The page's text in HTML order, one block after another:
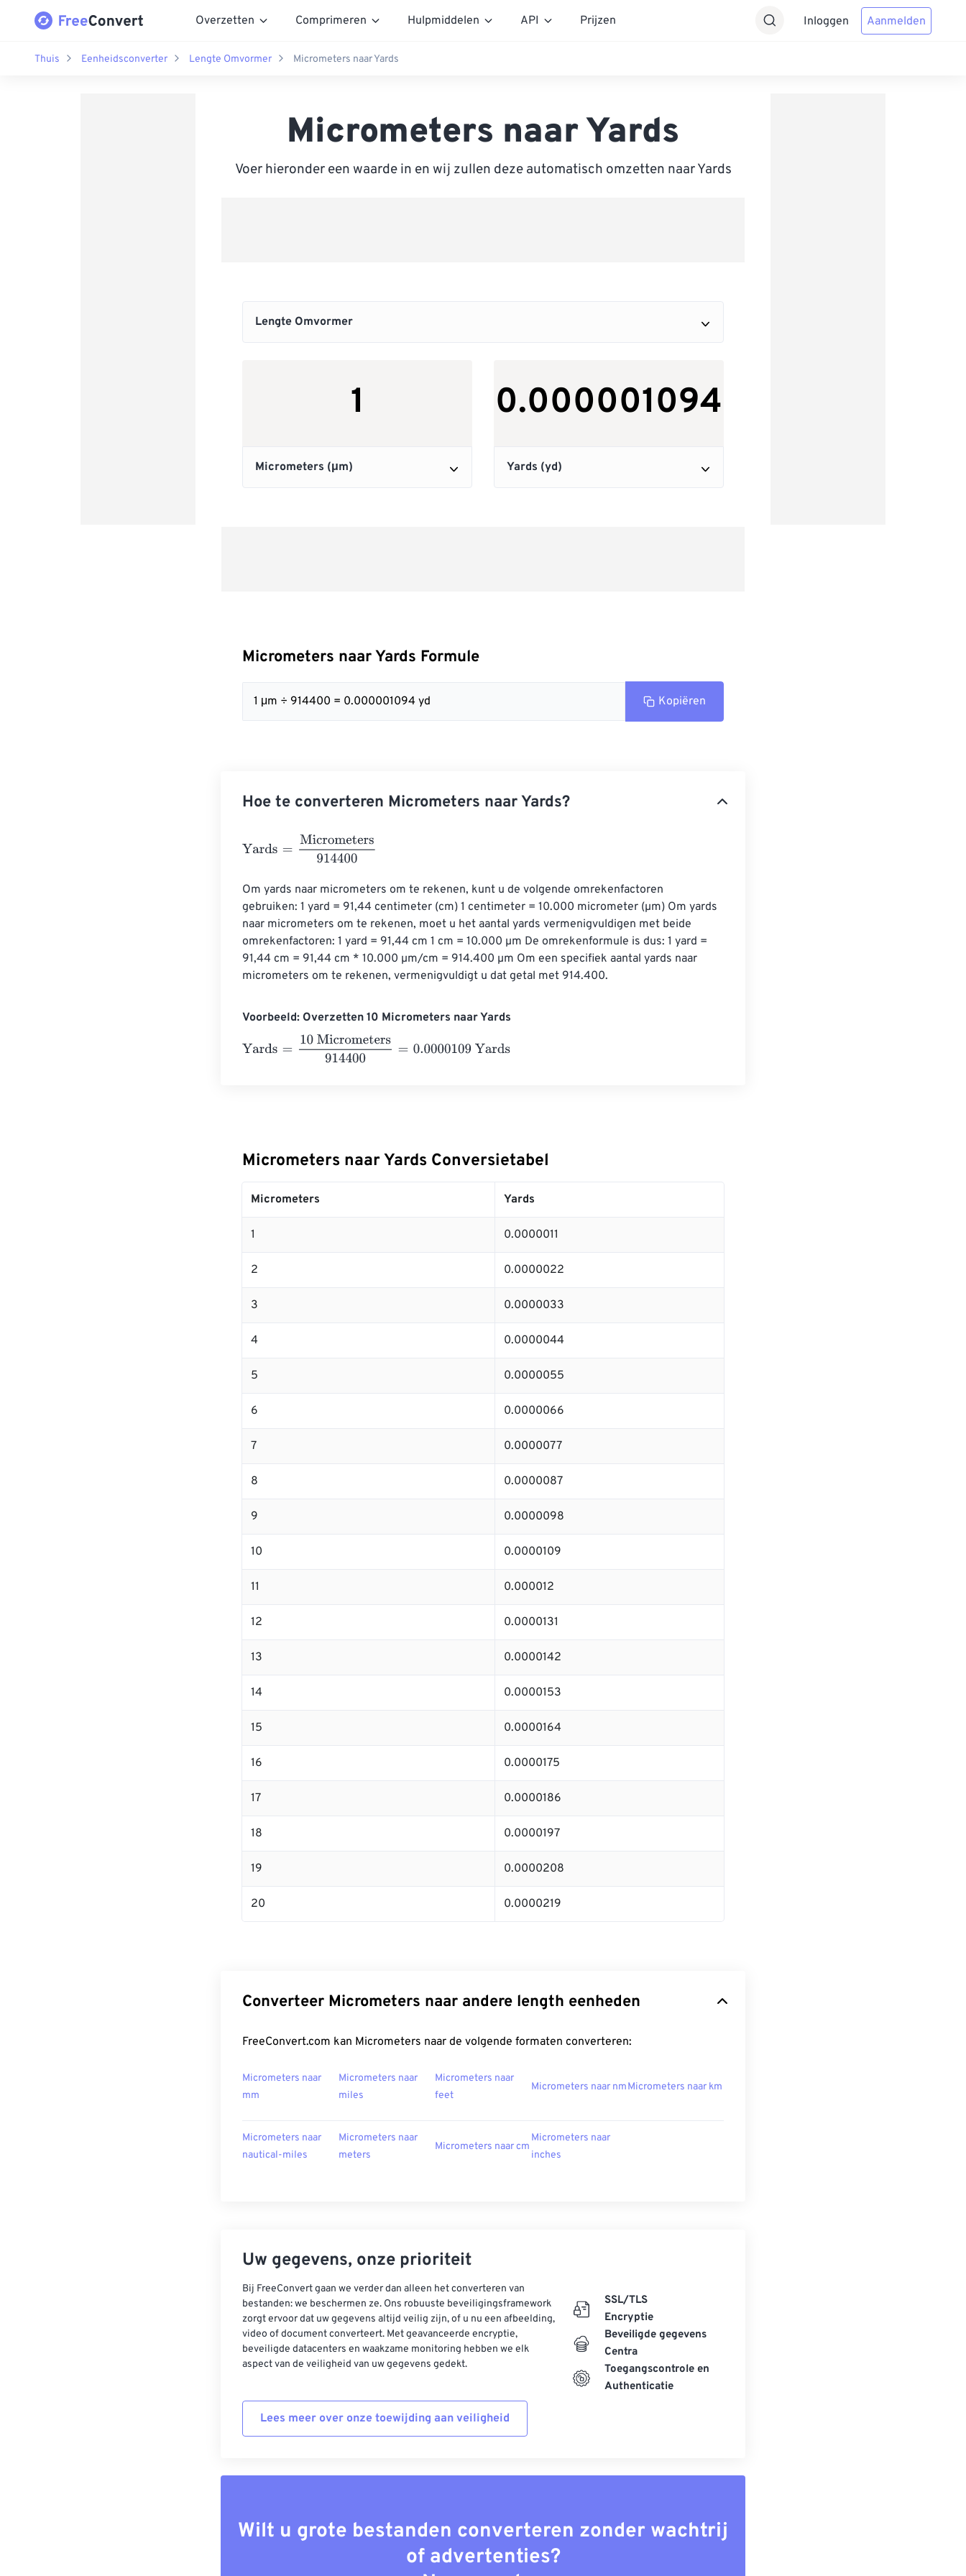
Overzetten Comprimeren Hulpmiddelen API Prijzen Inloggen Aanmelden
Thuis Eenheidsconverter Lengte Omvormer Micrometers naar Yards
Micrometers naar Yards
Voer hieronder een waarde in en wij zullen deze automatisch omzetten naar Yards
Micrometers naar Yards Formule
1 μm ÷ 914400 = 0.000001094 yd Kopiëren
Hoe te converteren Micrometers naar Yards?
Yards Micrometers914400
Om yards naar micrometers om te rekenen, kunt u de volgende omrekenfactoren
gebruiken: 1 yard = 91,44 centimeter (cm) 1 centimeter = 10.000 micrometer (µm) Om yards
naar micrometers om te rekenen, moet u het aantal yards vermenigvuldigen met beide
omrekenfactoren: 1 yard = 91,44 cm 1 cm = 10.000 µm De omrekenformule is dus: 1 yard =
91,44 cm = 91,44 cm * 10.000 µm/cm = 914.400 µm Om een ​​specifiek aantal yards naar
micrometers om te rekenen, vermenigvuldigt u dat getal met 914.400.
Voorbeeld: Overzetten 10 Micrometers naar Yards
Yards
10 Micrometers914400 0.0000109 Yards
Micrometers naar Yards Conversietabel
Micrometers Yards
1 0.0000011
2 0.0000022
3 0.0000033
4 0.0000044
5 0.0000055
6 0.0000066
7 0.0000077
8 0.0000087
9 0.0000098
10 0.0000109
11 0.000012
12 0.0000131
13 0.0000142
14 0.0000153
15 0.0000164
16 0.0000175
17 0.0000186
18 0.0000197
19 0.0000208
20 0.0000219
Converteer Micrometers naar andere length eenheden
FreeConvert.com kan Micrometers naar de volgende formaten converteren:
Micrometers naar
mm
Micrometers naar
miles
Micrometers naar
feet
Micrometers naar nmMicrometers naar km
Micrometers naar
nautical-miles
Micrometers naar
meters
Micrometers naar cm
Micrometers naar
inches
Uw gegevens, onze prioriteit
Bij FreeConvert gaan we verder dan alleen het converteren van
bestanden: we beschermen ze. Ons robuuste beveiligingsframework
zorgt ervoor dat uw gegevens altijd veilig zijn, of u nu een afbeelding,
video of document converteert. Met geavanceerde encryptie,
beveiligde datacenters en waakzame monitoring hebben we elk
aspect van de veiligheid van uw gegevens gedekt.
Lees meer over onze toewijding aan veiligheid
SSL/TLS
Encryptie
Beveiligde gegevens
Centra
Toegangscontrole en
Authenticatie
Wilt u grote bestanden converteren zonder wachtrij
of advertenties?